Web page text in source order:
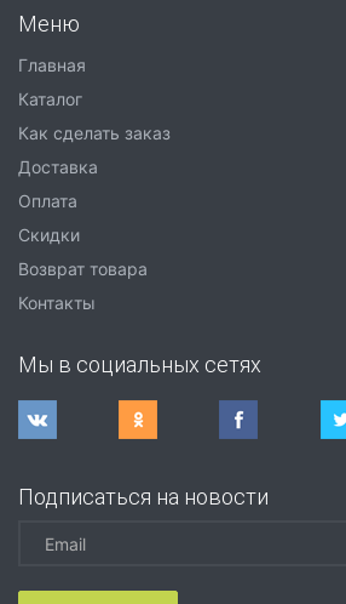
Меню
Главная
Каталог
Как сделать заказ
Доставка
Оплата
Скидки
Возврат товара
Контакты
Мы в социальных сетях
Подписаться на новости